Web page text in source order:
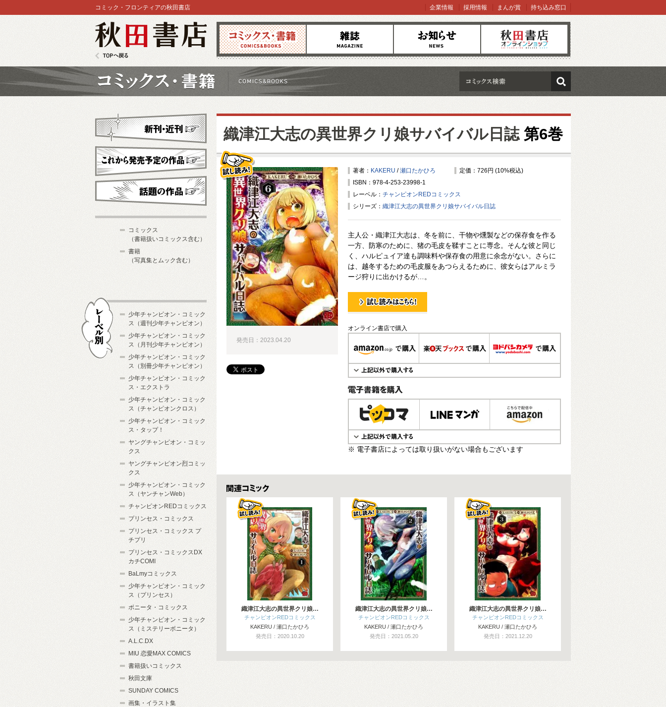
コミックス 雑誌 お知らせ オンラインショップ
コミック・フロンティアの秋田書店 企業情報 採用情報 まんが賞 持ち込み窓口
検索
織津江大志の異世界クリ娘サバイバル日誌第6巻
著者： KAKERU /瀬口たかひろ
定価：726円 (10%税込)
ISBN：978-4-253-23998-1
レーベル： チャンピオンREDコミックス
シリーズ： 織津江大志の異世界クリ娘サバイバル日誌
主人公・織津江大志は、冬を前に、干物や燻製などの保存食を作る
一方、防寒のために、猪の毛皮を鞣すことに専念。そんな彼と同じ
く、ハルピュイア達も調味料や保存食の用意に余念がない。さらに
は、越冬するための毛皮服をあつらえるために、彼女らはアルミラ
ージ狩りに出かけるが…。
試し読み！
オンライン書店で購入
電子書籍で購入
※ 電子書店によっては取り扱いがない場合もございます
発売日：2023.04.20
関連コミックス
織津江大志の異世界クリ娘…
チャンピオンREDコミックス
KAKERU / 瀬口たかひろ
発売日：2020.10.20
織津江大志の異世界クリ娘…
チャンピオンREDコミックス
KAKERU / 瀬口たかひろ
発売日：2021.05.20
織津江大志の異世界クリ娘…
チャンピオンREDコミックス
KAKERU / 瀬口たかひろ
発売日：2021.12.20
新刊・近刊
これから発売予定
コミックス
（書籍扱いコミックス含む）
書籍
（写真集とムック含む）
少年チャンピオン・コミック
ス（週刊少年チャンピオン）
少年チャンピオン・コミック
ス（月刊少年チャンピオン）
少年チャンピオン・コミック
ス（別冊少年チャンピオン）
少年チャンピオン・コミック
ス・エクストラ
少年チャンピオン・コミック
ス（チャンピオンクロス）
少年チャンピオン・コミック
ス・タップ！
ヤングチャンピオン・コミッ
クス
ヤングチャンピオン烈コミッ
クス
少年チャンピオン・コミック
ス（ヤンチャンWeb）
チャンピオンREDコミックス
プリンセス・コミックス
プリンセス・コミックス プ
チプリ
プリンセス・コミックスDX
カチCOMI
BaLmyコミックス
少年チャンピオン・コミック
ス（プリンセス）
ボニータ・コミックス
少年チャンピオン・コミック
ス（ミステリーボニータ）
A.L.C.DX
MIU 恋愛MAX COMICS
書籍扱いコミックス
秋田文庫
SUNDAY COMICS
画集・イラスト集